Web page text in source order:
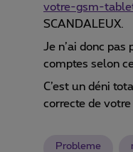
votre-gsm-
SCANDALEUX.
Je n’ai donc
comptes selon
C’est un déni
correcte de
Probleme